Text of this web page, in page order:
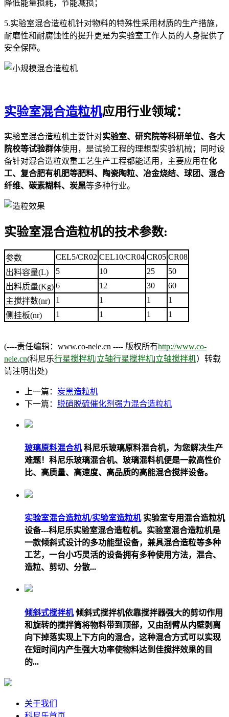
降低能量损耗，节能减损；
5.实验室混合造粒机针对物料的特殊性采用材质的生产措施，
耐磨性和耐腐蚀性的提升更是为实验室工作人员的人身提供了
安全保障。
实验室混合造粒机应用行业领域：
实验室混合造粒机主要针对实验室、研究院等科研单位、各大
院校等试验群体使用，是试验工程的理想型实验机械；同时设
备针对混合造粒双重工艺生产工程都能适用，主要应用在化
工、复合肥有机肥等肥料、陶瓷陶粒、冶金烧结、球团、混合
纤维、碳素糊料、炭黑等多种行业。
实验室混合造粒机的技术参数:
参数 CEL5/CR02 CEL10/CR04 CR05 CR08
出料容量(L)
5 10 25
50
出料质量(Kg) 6 12 30
60
主搅拌数(nr)
1 1 1
1
侧挂板(nr)
1 1 1 1
(----责任编辑：www.co-nele.cn ---- 版权所有http://www.co-
nele.cn(科尼乐行星搅拌机 立轴行星搅拌机 立轴搅拌机）转载
请注明出处)
上一篇： 炭黑造粒机
下一篇： 脱硝脱硫催化剂强力混合造粒机
玻璃原料混合机科尼乐玻璃原料混合机，为您解决生产
难题！科尼乐玻璃混合机、玻璃混料机便是一款高性价
比、高质量、高速度、高品质的高能混合搅拌设备。
实验室混合造粒机/实验室造粒机实验室专用混合造粒机
设备---科尼乐实验室混合造粒机。实验室混合造粒机是
一款倾斜式设计的多功能型设备，兼具混合造粒等多种
工艺，一台小巧灵活的设备拥有多种使用方法，混合、
造粒、剪切、分散...
倾斜式搅拌机倾斜式搅拌机依靠搅拌器强大的剪切作用
和旋转的搅拌筒将物料带到顶部，又由刮臂从内壁剥离
向下掉落实现上下方向的混合，这种混合方式可以实现
在短时间内产生强大功率使物料达到佳搅拌效果的目
的...
关于我们